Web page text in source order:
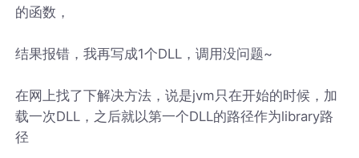
的函数，
结果报错，我再写成1个DLL，调用没问题~
在网上找了下解决方法，说是jvm只在开始的时候，加
载一次DLL，之后就以第一个DLL的路径作为library路
径